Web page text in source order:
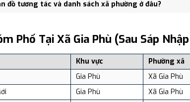
đồ tương tác và danh sách xã phường ở đâu?
tại Việt Nam.
Phố Tại Xã Gia Phù (sau Sáp
Khu vực Phường xã
Gia Phù Xã Gia Phù
Gia Phù Xã Gia Phù